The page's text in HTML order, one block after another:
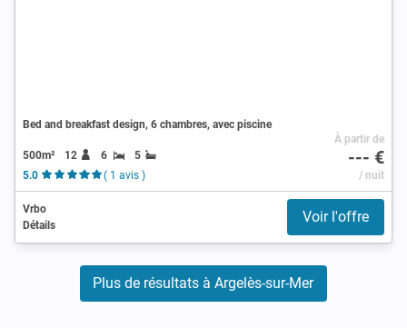
Bed and breakfast design, 6 chambres, avec piscine
500m² 12 6
5
5.0
( 1 avis )
À partir de
--- €
/ nuit
Vrbo
Détails
Voir l'offre
Plus de résultats à Argelès-sur-Mer